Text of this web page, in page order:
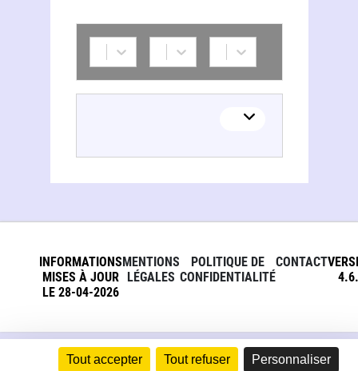
Tout accepter Tout refuser Personnaliser
INFORMATIONS
MISES À JOUR
LE 28-04-2026
MENTIONS
LÉGALES
POLITIQUE DE
CONFIDENTIALITÉ
CONTACT